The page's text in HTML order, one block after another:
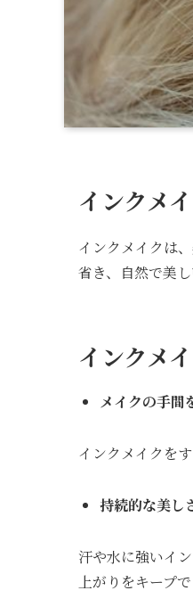
インクメ
インクメイクは
省き、自然で美
インクメ
メイクの手間
インクメイクを
持続的な美し
汗や水に強いイ
上がりをキープで